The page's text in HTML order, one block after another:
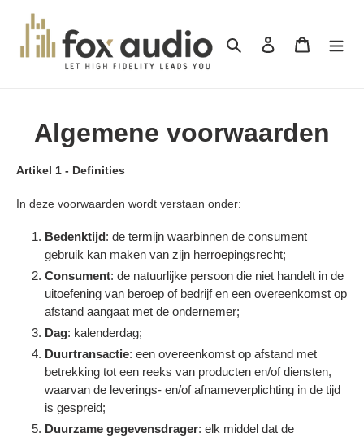
content
Zoeken Inloggen
Algemene voorwaarden
Artikel 1 - Definities
In deze voorwaarden wordt verstaan onder:
Bedenktijd: de termijn waarbinnen de consument
gebruik kan maken van zijn herroepingsrecht;
Consument: de natuurlijke persoon die niet handelt in de
uitoefening van beroep of bedrijf en een overeenkomst op
afstand aangaat met de ondernemer;
Dag: kalenderdag;
Duurtransactie: een overeenkomst op afstand met
betrekking tot een reeks van producten en/of diensten,
waarvan de leverings- en/of afnameverplichting in de tijd
is gespreid;
Duurzame gegevensdrager: elk middel dat de